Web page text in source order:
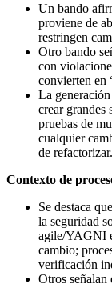
Un bando
proviene de
restringen
Otro bando
con
convierten en
La
crear grandes
pruebas de
cualquier
de refactorizar.
Contexto de
Se destaca
la seguridad
agile/YAGNI
cambio;
verificación
Otros señalan